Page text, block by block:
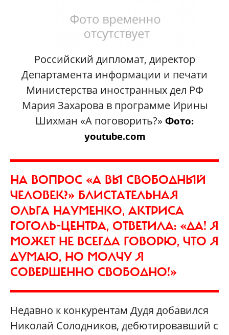
Российский дипломат, директор
Департамента информации и печати
Министерства иностранных дел РФ
Мария Захарова в программе Ирины
Шихман «А поговорить?» Фото:
youtube.com
НА ВОПРОС «А ВЫ СВОБОДНЫЙ
ЧЕЛОВЕК?» БЛИСТАТЕЛЬНАЯ
ОЛЬГА НАУМЕНКО, АКТРИСА
ГОГОЛЬ-ЦЕНТРА, ОТВЕТИЛА: «ДА! Я
МОЖЕТ НЕ ВСЕГДА ГОВОРЮ, ЧТО Я
ДУМАЮ, НО МОЛЧУ Я
СОВЕРШЕННО СВОБОДНО!»
Недавно к конкурентам Дудя добавился
Николай Солодников, дебютировавший с